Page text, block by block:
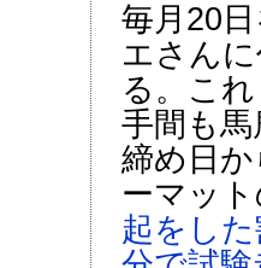
毎月20
エさん
る。こ
手間も
締め日
ーマッ
起をし